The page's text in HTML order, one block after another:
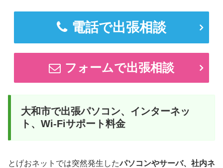
電話で出張相談
フォームで出張相談
大和市で出張パソコン、インターネッ
ト、Wi-Fiサポート料金
とげおネットでは突然発生したパソコンやサーバ、社内ネ